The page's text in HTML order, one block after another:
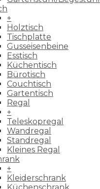
+
Holztisch
Tischplatte
Gusseisenbeine
Esstisch
Küchentisch
Bürotisch
Couchtisch
Gartentisch
Regal
+
Teleskopregal
Wandregal
Standregal
Kleines Regal
+
Kleiderschrank